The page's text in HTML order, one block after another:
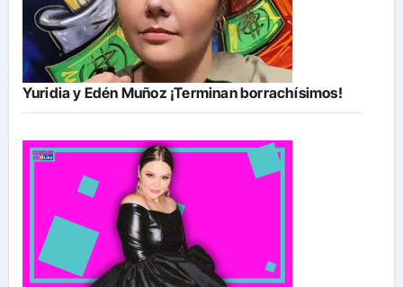
Yuridia y Edén Muñoz ¡Terminan borrachísimos!